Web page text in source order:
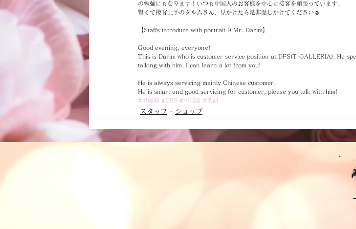
の勉強にもなります！いつも中国人のお客様を中心に接客を頑張っています。
賢くて接客上手のダルムさん、見かけたら是非話しかけてください☺️
【Staffs introduce with portrait 9 Mr. Darim】
Good evening, everyone!
This is Darim who is customer service position at DFS(T-GALLERIA). He
talking with him, I can learn a lot from you!
He is always servicing mainly Chinese customer.
He is smart and good servicing for customer, please you talk with him!
#似顔絵 #DFS #中国語 #英語
スタッフ ショップ